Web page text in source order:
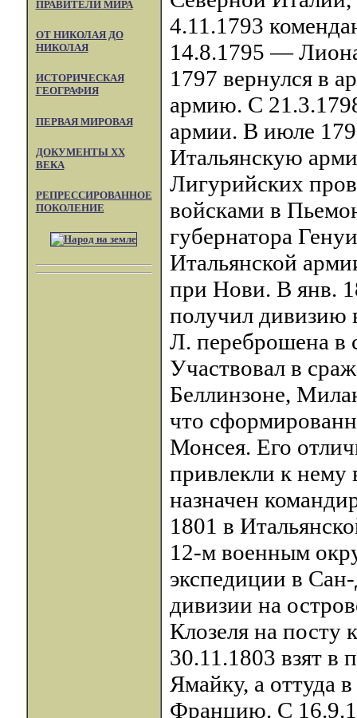
ПРАВИТЕЛИ МИРА
ОТ НИКОЛАЯ ДО
НИКОЛАЯ
ИСТОРИЧЕСКАЯ
ГЕОГРАФИЯ
ПЕРВАЯ МИРОВАЯ
ДОКУМЕНТЫ XX
ВЕКА
РЕПРЕССИРОВАННОЕ
ПОКОЛЕНИЕ
4.11.1793
14.8.1795 —
1797 вернулся в
армию. С
армии. В июле
Итальянскую
Лигурийских
войсками в
губернатора
Итальянской
при Нови. В янв.
получил дивизию
Л. переброшена в
Участвовал в
Беллинзоне,
что
Монсея. Его
привлекли к нему
назначен
1801 в
12-м военным
экспедиции в
дивизии на
Клозеля на посту
30.11.1803 взят в
Ямайку, а оттуда
Францию. С